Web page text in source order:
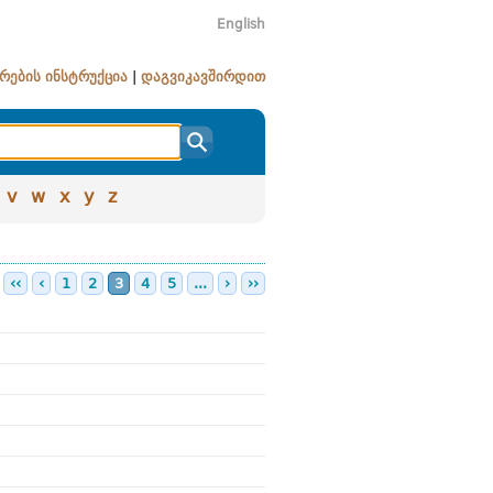
English
ინსტრუქცია დაგვიკავშირდით
v w x y z
‹‹ ‹ 1 2 3 4 5 ... › ››